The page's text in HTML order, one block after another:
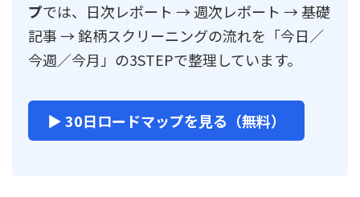
プでは、日次レポート → 週次レポート → 基礎
記事 → 銘柄スクリーニングの流れを「今日／
今週／今月」の3STEPで整理しています。
▶ 30日ロードマップを見る（無料）